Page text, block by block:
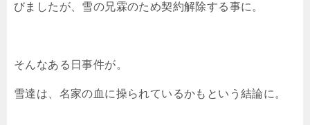
びましたが、雪の兄霖のため契約解除する事に。
そんなある日事件が。
雪達は、名家の血に操られているかもという結論に。